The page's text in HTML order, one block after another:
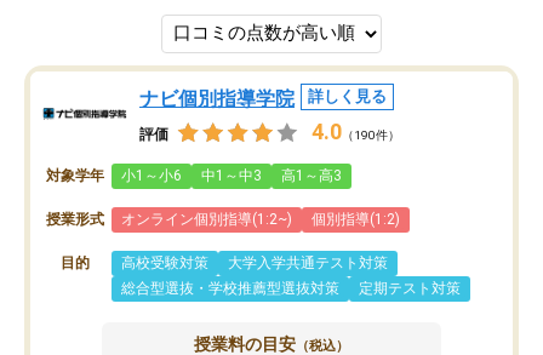
ナビ個別指導学院 詳しく見る
評価 4.0 （190件）
対象学年 小1～小6 中1～中3 高1～高3
授業形式 オンライン個別指導(1:2~) 個別指導(1:2)
目的 高校受験対策
大学入学共通テスト対策
総合型選抜・学校推薦型選抜対策
定期テスト対策
授業料の目安 （税込）